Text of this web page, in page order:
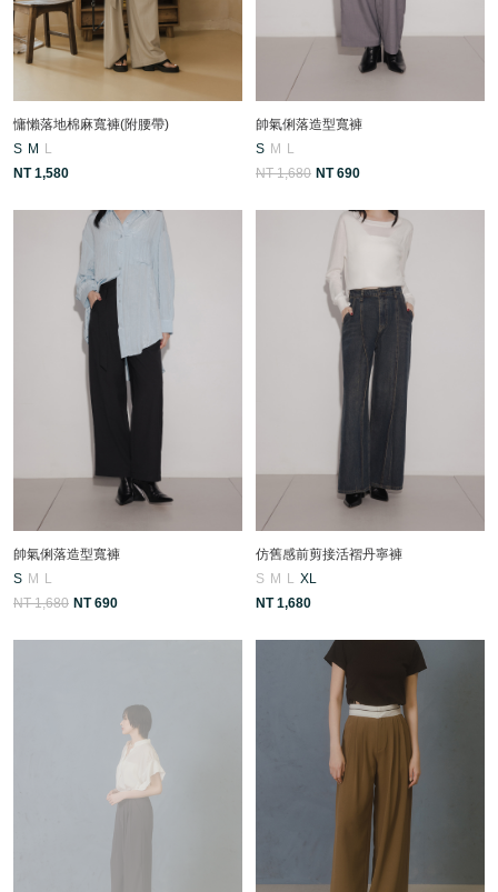
慵懶落地棉麻寬褲(附腰帶)
S M
L
NT 1,580
帥氣俐落造型寬褲
S M
L
NT 1,680 NT 690
帥氣俐落造型寬褲
S M L
NT 1,680 NT 690
仿舊感前剪接活褶丹寧褲
S M L XL
NT 1,680